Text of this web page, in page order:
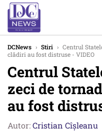
DCNews › Stiri › Centrul
clădiri au fost distruse - VIDEO
Centrul
zeci de
au fost
Autor:Cristian Cîșleanu